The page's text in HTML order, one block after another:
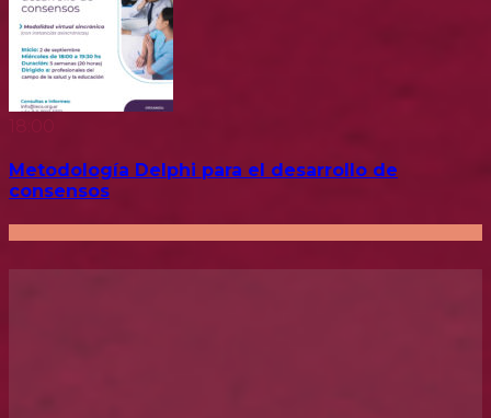
Metodología Delphi para el desarrollo de
consensos